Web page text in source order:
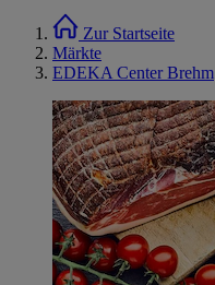
Zur Startseite
Märkte
EDEKA Center Brehm